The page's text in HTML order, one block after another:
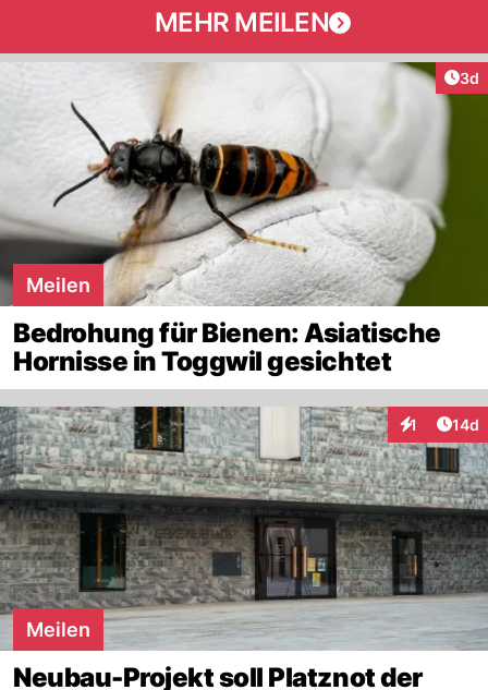
MEHR MEILEN
3d
Meilen
Bedrohung für Bienen: Asiatische
Hornisse in Toggwil gesichtet
1 14d
Meilen
Neubau-Projekt soll Platznot der